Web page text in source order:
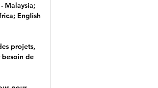
Malaysia;
English
projets,
de